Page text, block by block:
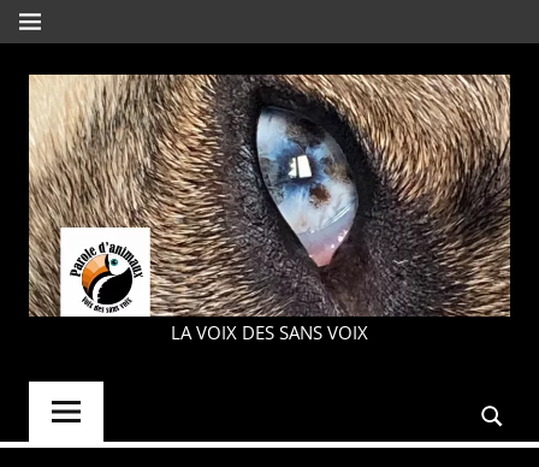
Aller
au
contenu
MENU
PAROLE
LA VOIX DES SANS VOIX